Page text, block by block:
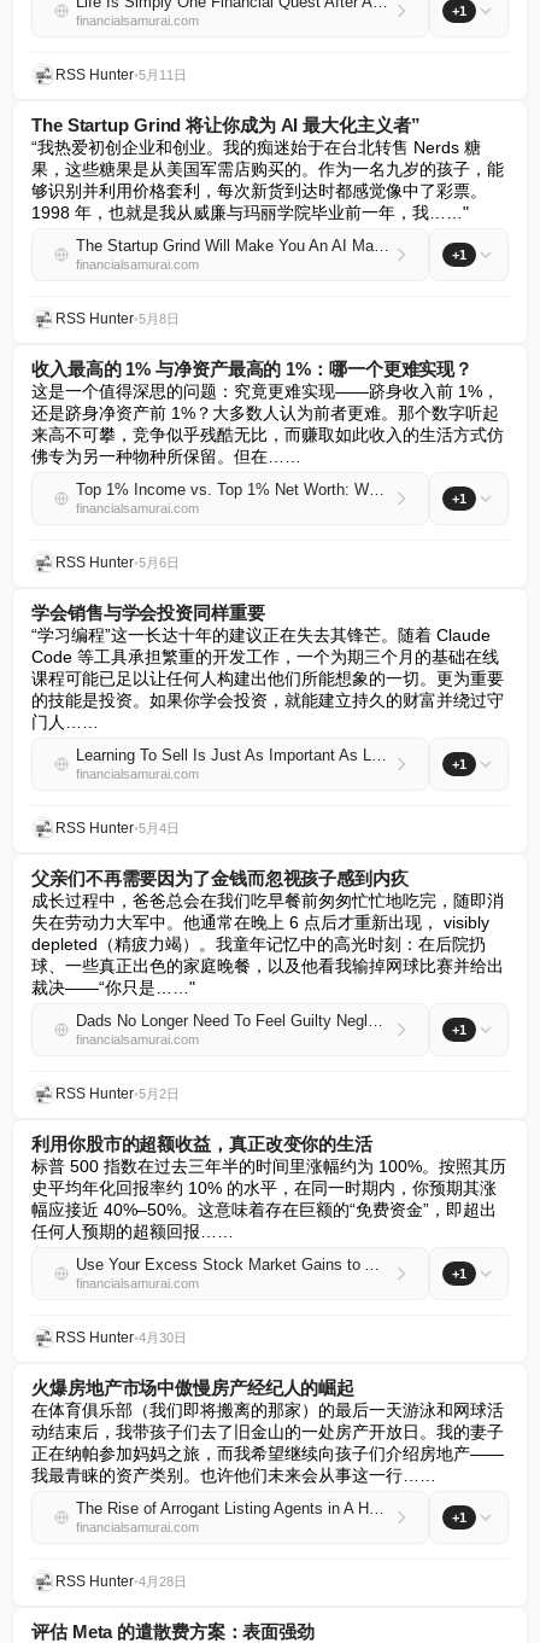
financialsamurai.com
+1
RSS Hunter•5月11日
The Startup Grind 将让你成为 AI 最大化主义者”
“我热爱初创企业和创业。我的痴迷始于在台北转售 Nerds 糖
果，这些糖果是从美国军需店购买的。作为一名九岁的孩子，能
够识别并利用价格套利，每次新货到达时都感觉像中了彩票。
1998 年，也就是我从威廉与玛丽学院毕业前一年，我……"
The Startup Grind Will Make You An AI Maximalist
financialsamurai.com
+1
RSS Hunter•5月8日
收入最高的 1% 与净资产最高的 1%：哪一个更难实现？
这是一个值得深思的问题：究竟更难实现——跻身收入前 1%，
还是跻身净资产前 1%？大多数人认为前者更难。那个数字听起
来高不可攀，竞争似乎残酷无比，而赚取如此收入的生活方式仿
佛专为另一种物种所保留。但在……
Top 1% Income vs. Top 1% Net Worth: Which Is Harder to Achieve?
financialsamurai.com
+1
RSS Hunter•5月6日
学会销售与学会投资同样重要
“学习编程”这一长达十年的建议正在失去其锋芒。随着 Claude
Code 等工具承担繁重的开发工作，一个为期三个月的基础在线
课程可能已足以让任何人构建出他们所能想象的一切。更为重要
的技能是投资。如果你学会投资，就能建立持久的财富并绕过守
门人……
Learning To Sell Is Just As Important As Learning To Invest
financialsamurai.com
+1
RSS Hunter•5月4日
父亲们不再需要因为了金钱而忽视孩子感到内疚
成长过程中，爸爸总会在我们吃早餐前匆匆忙忙地吃完，随即消
失在劳动力大军中。他通常在晚上 6 点后才重新出现， visibly
depleted（精疲力竭）。我童年记忆中的高光时刻：在后院扔
球、一些真正出色的家庭晚餐，以及他看我输掉网球比赛并给出
裁决——“你只是……"
Dads No Longer Need To Feel Guilty Neglecting Their Children For Money
financialsamurai.com
+1
RSS Hunter•5月2日
利用你股市的超额收益，真正改变你的生活
标普 500 指数在过去三年半的时间里涨幅约为 100%。按照其历
史平均年化回报率约 10% 的水平，在同一时期内，你预期其涨
幅应接近 40%–50%。这意味着存在巨额的“免费资金”，即超出
任何人预期的超额回报……
Use Your Excess Stock Market Gains to Actually Change Your Life
financialsamurai.com
+1
RSS Hunter•4月30日
火爆房地产市场中傲慢房产经纪人的崛起
在体育俱乐部（我们即将搬离的那家）的最后一天游泳和网球活
动结束后，我带孩子们去了旧金山的一处房产开放日。我的妻子
正在纳帕参加妈妈之旅，而我希望继续向孩子们介绍房地产——
我最青睐的资产类别。也许他们未来会从事这一行……
The Rise of Arrogant Listing Agents in A Hot Real Estate Market
financialsamurai.com
+1
RSS Hunter•4月28日
评估 Meta 的遣散费方案：表面强劲